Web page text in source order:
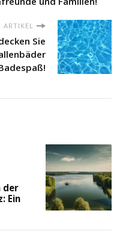
ARTIKEL
Sie
der
Ein